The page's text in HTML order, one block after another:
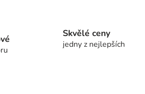
Skvělé ceny
jedny z nejlepších